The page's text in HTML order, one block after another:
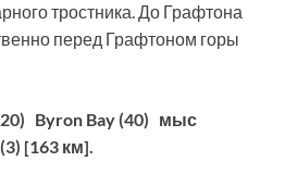
тростника. До Графтона
перед Графтоном горы
Byron Bay (40) мыс
[163 км].